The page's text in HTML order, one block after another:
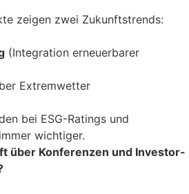
zeigen zwei Zukunftstrends:
(Integration erneuerbarer
Extremwetter
bei ESG-Ratings und
wichtiger.
über Konferenzen und Investor-